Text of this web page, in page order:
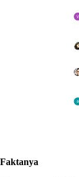
Faktanya